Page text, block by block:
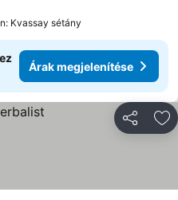
Kvassay sétány
Árak megjelenítése